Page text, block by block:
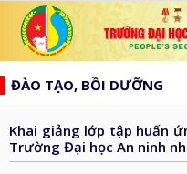
search
CHỦ
GIỚI
THIỆU
ĐÀO TẠO, BỒI DƯỠNG
Khai giảng lớp tập huấn
Trường Đại học An ninh